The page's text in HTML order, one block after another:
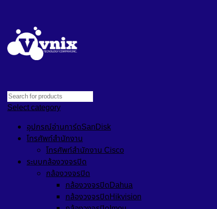
Select category
อุปกรณ์อ่านการ์ดSanDisk
โทรศัพท์สำนักงาน
โทรศัพท์สำนักงาน Cisco
ระบบกล้องวงจรปิด
กล้องวงจรปิด
กล้องวงจรปิดDahua
กล้องวงจรปิดHikvision